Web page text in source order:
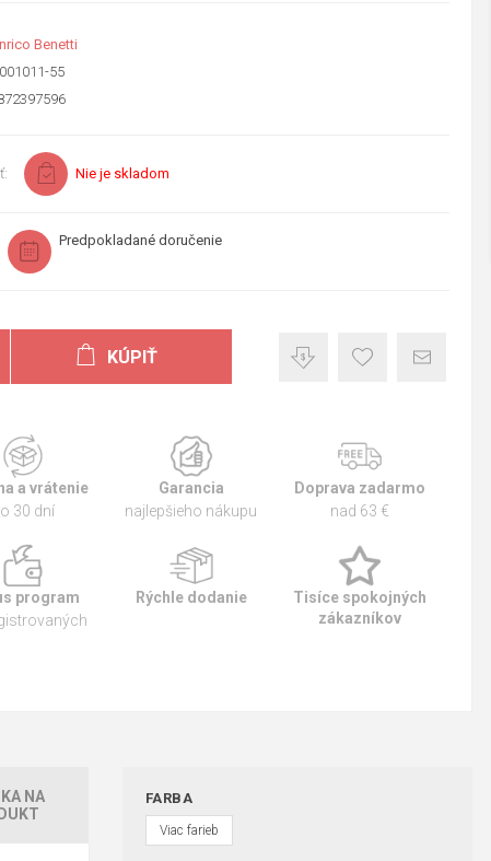
Benetti
55
Nie je skladom
Predpokladané doručenie
KÚPIŤ
a vrátenie
30 dní
Garancia
najlepšieho nákupu
Doprava zadarmo
nad 63 €
program
Rýchle dodanie
Tisíce spokojných
zákazníkov
NA
FARBA
Viac farieb